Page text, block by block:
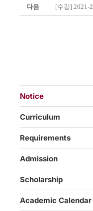
다음 [수강] 2021-
Notice
Curriculum
Requirements
Admission
Scholarship
Academic Calendar